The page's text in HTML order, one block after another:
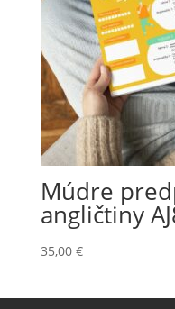
Múdre
angličtiny
35,00 €